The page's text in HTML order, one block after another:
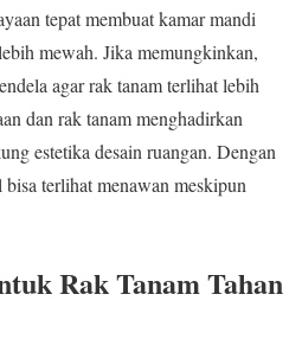
tepat membuat kamar mandi
mewah. Jika memungkinkan,
agar rak tanam terlihat lebih
dan rak tanam menghadirkan
estetika desain ruangan. Dengan
terlihat menawan meskipun
Rak Tanam Tahan